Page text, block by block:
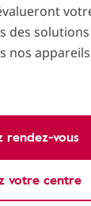
des
nos
rendez-vous
votre centre